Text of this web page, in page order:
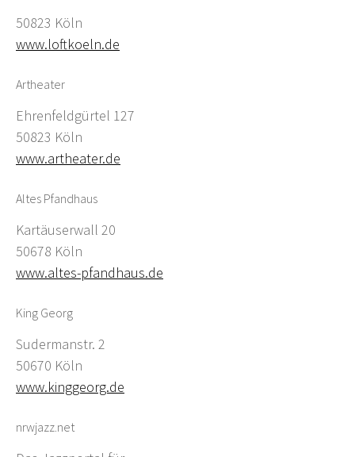
50823 Köln
www.loftkoeln.de
Artheater
Ehrenfeldgürtel 127
50823 Köln
www.artheater.de
Altes Pfandhaus
Kartäuserwall 20
50678 Köln
www.altes-pfandhaus.de
King Georg
Sudermanstr. 2
50670 Köln
www.kinggeorg.de
nrwjazz.net